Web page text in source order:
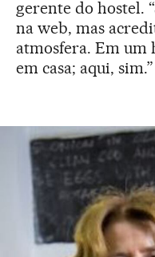
gerente do hostel.
na web, mas
atmosfera. Em um
em casa; aqui, sim.”